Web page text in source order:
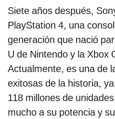
Siete años después,
PlayStation 4, una
generación que nació
U de Nintendo y la Xbox
Actualmente, es una de
exitosas de la historia,
118 millones de
mucho a su potencia y